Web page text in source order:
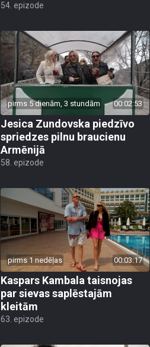
54. epizode
pirms 5 dienām, 3 stundām 00:02:53
Jesica Zundovska piedzīvo
spriedzes pilnu braucienu
Armēnijā
58. epizode
pirms 1 nedēļas 00:03:17
Kaspars Kambala taisnojas
par sievas saplēstajām
kleitām
63. epizode